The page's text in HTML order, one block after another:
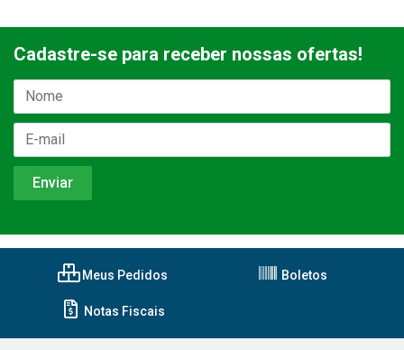
Cadastre-se para receber nossas ofertas!
Meus Pedidos Boletos
Notas Fiscais